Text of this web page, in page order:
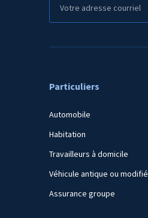
Particuliers
Automobile
Habitation
Travailleurs à domicile
Véhicule antique ou modifié
Assurance groupe